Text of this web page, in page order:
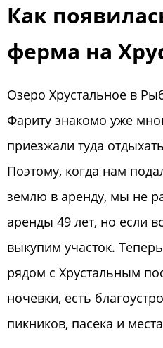
Как
ферма на
Озеро Хрустальное в
Фариту знакомо уже
приезжали туда
Поэтому, когда нам
землю в аренду, мы не
аренды 49 лет, но если
выкупим участок.
рядом с Хрустальным
ночевки, есть
пикников, пасека и